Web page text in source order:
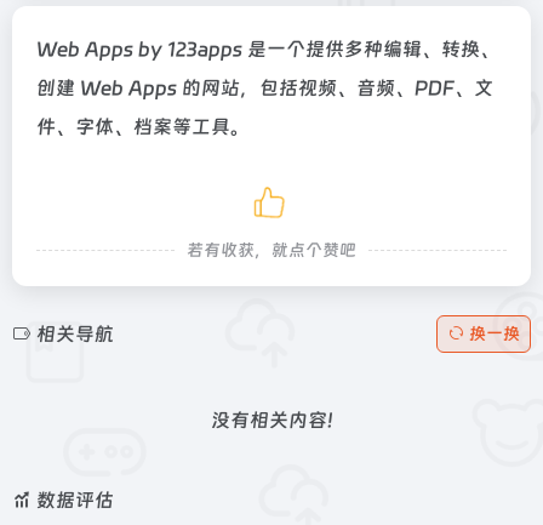
Web Apps by 123apps 是一个提供多种编辑、转换、
创建 Web Apps 的网站，包括视频、音频、PDF、文
件、字体、档案等工具。
若有收获，就点个赞吧
相关导航 换一换
没有相关内容!
数据评估